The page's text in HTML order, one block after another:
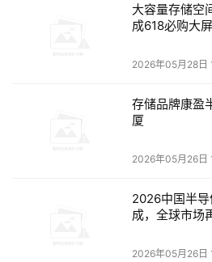
智能算法形成数据洞察并带入实
者主动发掘故障根因，甚至在故障
障系统的可靠性。
助力客户业务和运营更智能
邮政等多家企业不断推进AI应用
在四川大学华西医院，新华三集团
动力支持。独特的“1+N+N”架构
大容量存储空
成618必购大
2026年05月28日
存储品牌康盈
厦
2026年05月26日
2026中国半
成，全球市场
2026年05月26日